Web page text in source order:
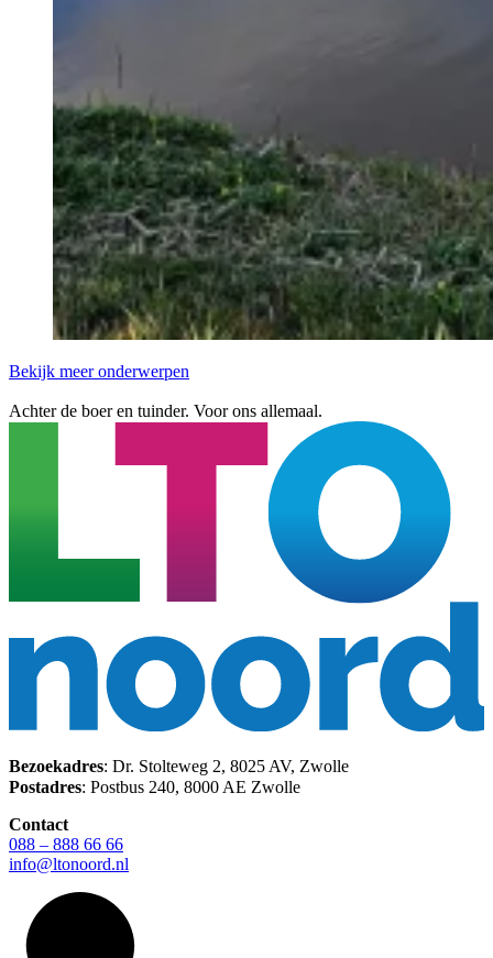
Bekijk meer onderwerpen
Achter de boer en tuinder. Voor ons allemaal.
Bezoekadres: Dr. Stolteweg 2, 8025 AV, Zwolle
Postadres: Postbus 240, 8000 AE Zwolle
Contact
088 – 888 66 66
info@ltonoord.nl